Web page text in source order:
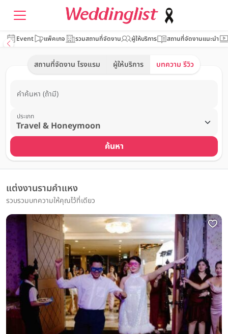
Event แพ็คเกจ รวมสถานที่จัดงาน ผู้ให้บริการ สถานที่จัดงานแนะนำ
สถานที่จัดงาน โรงแรม ผู้ให้บริการ บทความ รีวิว
คำค้นหา (ถ้ามี)
ประเภท
ค้นหา
แต่งงานรามคำแหง
รวบรวมบทความให้คุณไว้ที่เดียว